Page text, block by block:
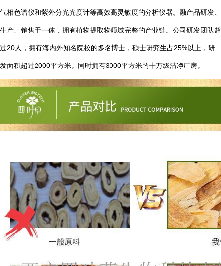
气相色谱仪和紫外分光光度计等高效高灵敏度的分析仪器。融产品研发、
生产、销售于一体，拥有植物提取物领域完整的产业链。公司研发团队超
过20人，拥有海内外知名院校的多名博士，硕士研究生占25%以上，研
发面积超过2000平方米。同时拥有3000平方米的十万级洁净厂房。